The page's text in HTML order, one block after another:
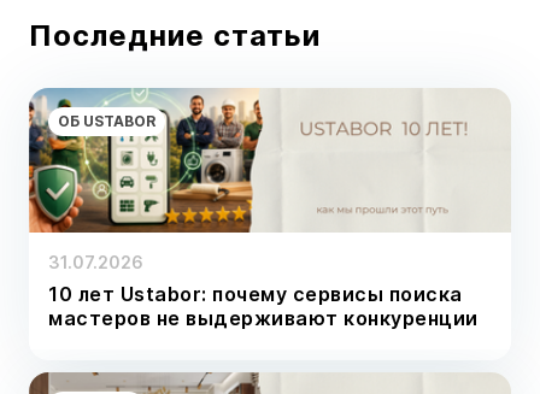
Последние статьи
ОБ USTABOR
31.07.2026
10 лет Ustabor: почему сервисы поиска
мастеров не выдерживают конкуренции